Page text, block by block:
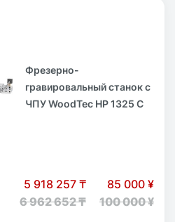
Фрезерно-
гравировальный станок с
ЧПУ WoodTec HP 1325 С
5 918 257 ₸
6 962 652 ₸
85 000 ¥
100 000 ¥